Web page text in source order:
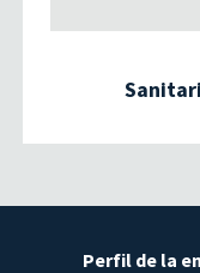
Perfil de la